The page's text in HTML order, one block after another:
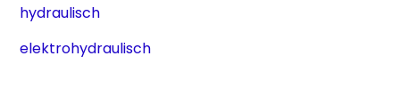
hydraulisch
elektrohydraulisch